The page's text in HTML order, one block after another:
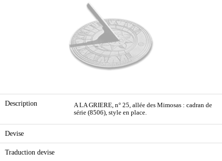
Description
A LA GRIERE, n° 25, allée des Mimosas : cadran de
série (8506), style en place.
Devise
Traduction devise